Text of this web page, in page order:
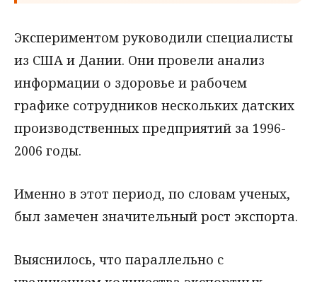
Экспериментом руководили специалисты
из США и Дании. Они провели анализ
информации о здоровье и рабочем
графике сотрудников нескольких датских
производственных предприятий за 1996-
2006 годы.
Именно в этот период, по словам ученых,
был замечен значительный рост экспорта.
Выяснилось, что параллельно с